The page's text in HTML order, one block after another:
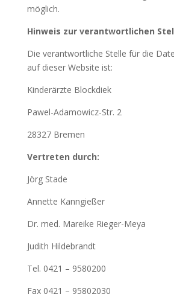
möglich.
Hinweis zur verantwortlichen
Die verantwortliche Stelle für die
auf dieser Website ist:
Kinderärzte Blockdiek
Pawel-Adamowicz-Str. 2
28327 Bremen
Vertreten durch:
Jörg Stade
Annette Kanngießer
Dr. med. Mareike Rieger-Meya
Judith Hildebrandt
Tel. 0421 – 9580200
Fax 0421 – 95802030